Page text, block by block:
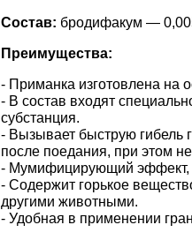
Состав: бродифакум —
Преимущества:
- Приманка изготовлена на
- В состав входят
субстанция.
- Вызывает быструю гибель
после поедания, при этом
- Мумифицирующий эффект,
- Содержит горькое
другими животными.
- Удобная в применении